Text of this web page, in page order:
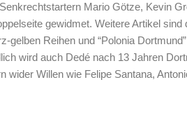
Mario Götze, Kevin
gewidmet. Weitere Artikel
gelben Reihen und “Polonia
wird auch Dedé nach 13 Jahren
wider Willen wie Felipe Santana,